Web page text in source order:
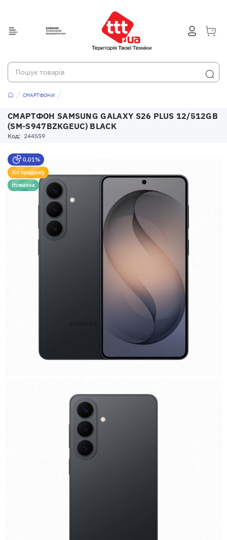
СМАРТФОНИ
СМАРТФОН SAMSUNG GALAXY S26 PLUS 12/512GB
(SM-S947BZKGEUC) BLACK
Код: 244559
0,01%
Хіт продажу
Новинка